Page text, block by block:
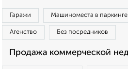
Гаражи Машиноместа в паркинге
Агенство Без посредников
Продажа коммерческой